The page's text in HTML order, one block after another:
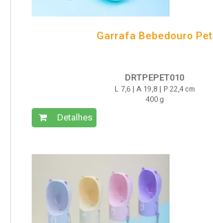
Garrafa Bebedouro Pet
DRTPEPET010
L 7,6 | A 19,8 | P 22,4 cm
400 g
Detalhes